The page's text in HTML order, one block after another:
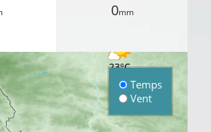
0mm
23°C
Temps
Vent